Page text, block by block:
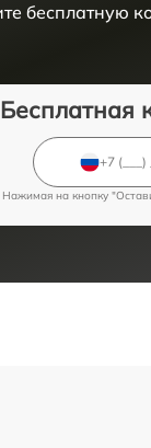
бесплатную
Бесплатная
Нажимая на кнопку